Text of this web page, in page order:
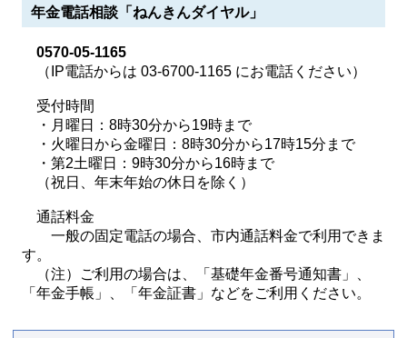
年金電話相談「ねんきんダイヤル」
0570-05-1165
（IP電話からは 03-6700-1165 にお電話ください）
受付時間
・月曜日：8時30分から19時まで
・火曜日から金曜日：8時30分から17時15分まで
・第2土曜日：9時30分から16時まで
（祝日、年末年始の休日を除く）
通話料金
一般の固定電話の場合、市内通話料金で利用できま
す。
（注）ご利用の場合は、「基礎年金番号通知書」、
「年金手帳」、「年金証書」などをご利用ください。